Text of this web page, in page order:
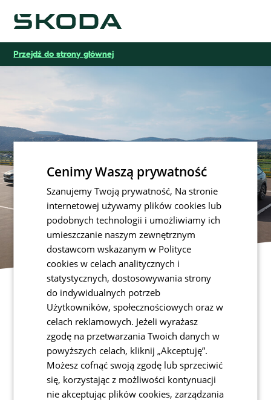
Škoda
Przejdź do strony głównej
Wejdź do świata Škody!
Dowiedz się więcej i szybciej niż inni! Zyskaj
wczesny dostęp do nowości, premier nowych
modeli, najlepszych ofert i innych ważnych
informacji.
Nazwisko
Adres - email*
Cenimy Waszą prywatność
Szanujemy Twoją prywatność, Na stronie
internetowej używamy plików cookies lub
podobnych technologii i umożliwiamy ich
umieszczanie naszym zewnętrznym
dostawcom wskazanym w Polityce
cookies w celach analitycznych i
statystycznych, dostosowywania strony
do indywidualnych potrzeb
Użytkowników, społecznościowych oraz w
celach reklamowych. Jeżeli wyrażasz
zgodę na przetwarzania Twoich danych w
powyższych celach, kliknij „Akceptuję”.
Możesz cofnąć swoją zgodę lub sprzeciwić
się, korzystając z możliwości kontynuacji
nie akceptując plików cookies, zarządzania